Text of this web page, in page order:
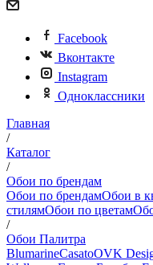
Facebook
Вконтакте
Instagram
Одноклассники
Главная
/
Каталог
/
Обои по брендам
Обои по брендамОбои в
стилямОбои по цветам
/
Обои Палитра
BlumarineCasatoOVK